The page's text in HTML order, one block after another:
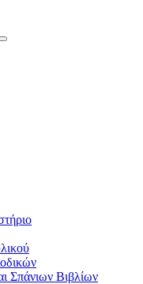
Σπάνιων Βιβλίων